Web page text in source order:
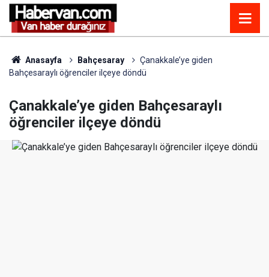
Anasayfa Bahçesaray
Çanakkale’ye giden
Bahçesaraylı öğrenciler ilçeye döndü
Çanakkale’ye giden Bahçesaraylı
öğrenciler ilçeye döndü